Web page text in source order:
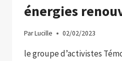
FORÊTS
énergies
ParLucille 02/02/2023
le groupe d’activistes